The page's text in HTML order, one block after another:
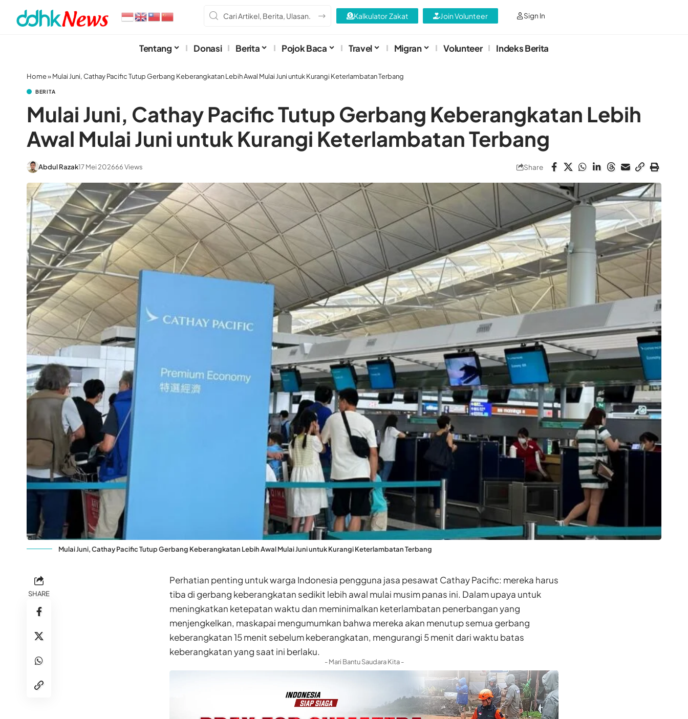
Sign In
Kalkulator Zakat Join Volunteer
Tentang Donasi Berita Pojok Baca Travel Migran Volunteer Indeks Berita
Home»Mulai Juni, Cathay Pacific Tutup Gerbang Keberangkatan Lebih Awal Mulai Juni untuk Kurangi Keterlambatan Terbang
BERITA
Mulai Juni, Cathay Pacific Tutup Gerbang Keberangkatan Lebih
Awal Mulai Juni untuk Kurangi Keterlambatan Terbang
Abdul Razak17 Mei 202666 Views Share
Mulai Juni, Cathay Pacific Tutup Gerbang Keberangkatan Lebih Awal Mulai Juni untuk Kurangi Keterlambatan Terbang
SHARE
Perhatian penting untuk warga Indonesia pengguna jasa pesawat Cathay Pacific: mereka harus
tiba di gerbang keberangkatan sedikit lebih awal mulai musim panas ini. Dalam upaya untuk
meningkatkan ketepatan waktu dan meminimalkan keterlambatan penerbangan yang
menjengkelkan, maskapai mengumumkan bahwa mereka akan menutup semua gerbang
keberangkatan 15 menit sebelum keberangkatan, mengurangi 5 menit dari waktu batas
keberangkatan yang saat ini berlaku.
- Mari Bantu Saudara Kita -